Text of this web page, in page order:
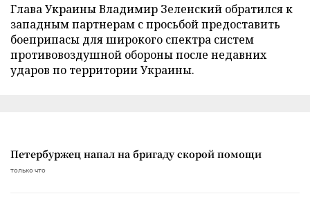
Глава Украины Владимир Зеленский обратился к
западным партнерам с просьбой предоставить
боеприпасы для широкого спектра систем
противовоздушной обороны после недавних
ударов по территории Украины.
Петербуржец напал на бригаду скорой помощи
только что